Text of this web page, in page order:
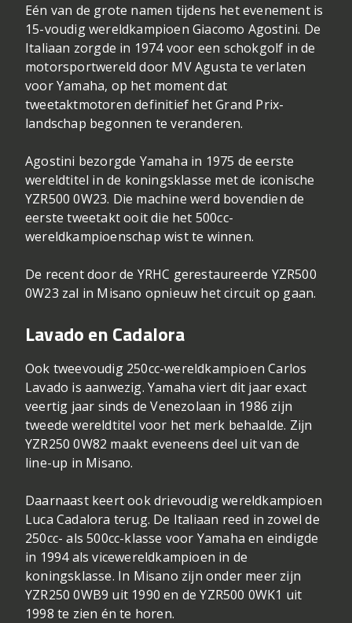
Eén van de grote namen tijdens het evenement is
15-voudig wereldkampioen Giacomo Agostini. De
Italiaan zorgde in 1974 voor een schokgolf in de
motorsportwereld door MV Agusta te verlaten
voor Yamaha, op het moment dat
tweetaktmotoren definitief het Grand Prix-
landschap begonnen te veranderen.
Agostini bezorgde Yamaha in 1975 de eerste
wereldtitel in de koningsklasse met de iconische
YZR500 0W23. Die machine werd bovendien de
eerste tweetakt ooit die het 500cc-
wereldkampioenschap wist te winnen.
De recent door de YRHC gerestaureerde YZR500
0W23 zal in Misano opnieuw het circuit op gaan.
Lavado en Cadalora
Ook tweevoudig 250cc-wereldkampioen Carlos
Lavado is aanwezig. Yamaha viert dit jaar exact
veertig jaar sinds de Venezolaan in 1986 zijn
tweede wereldtitel voor het merk behaalde. Zijn
YZR250 0W82 maakt eveneens deel uit van de
line-up in Misano.
Daarnaast keert ook drievoudig wereldkampioen
Luca Cadalora terug. De Italiaan reed in zowel de
250cc- als 500cc-klasse voor Yamaha en eindigde
in 1994 als vicewereldkampioen in de
koningsklasse. In Misano zijn onder meer zijn
YZR250 0WB9 uit 1990 en de YZR500 0WK1 uit
1998 te zien én te horen.